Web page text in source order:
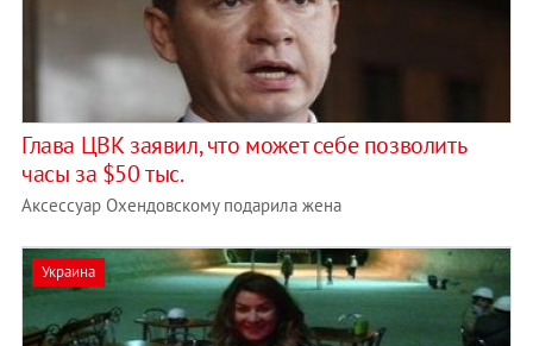
Глава ЦВК заявил, что может себе позволить
часы за $50 тыс.
Аксессуар Охендовскому подарила жена
Украина